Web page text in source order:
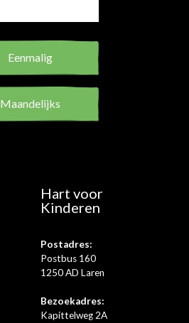
Eenmalig
Maandelijks
Hart voor
Kinderen
Postadres:
Postbus 160
1250 AD Laren
Bezoekadres:
Kapittelweg 2A